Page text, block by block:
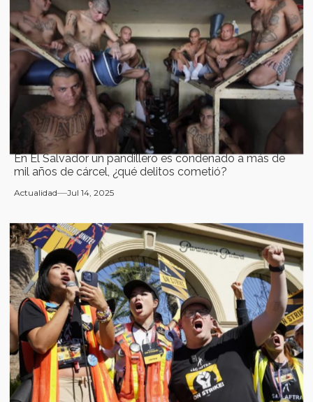
En El Salvador un pandillero es condenado a más de
mil años de cárcel, ¿qué delitos cometió?
Actualidad Jul 14, 2025